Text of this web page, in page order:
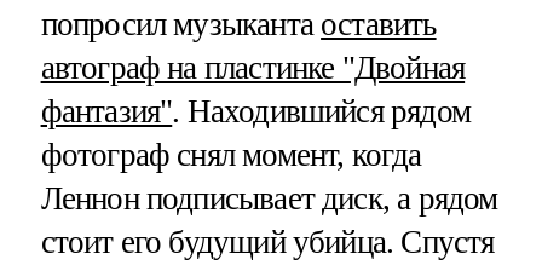
попросил музыканта оставить
автограф на пластинке "Двойная
фантазия". Находившийся рядом
фотограф снял момент, когда
Леннон подписывает диск, а рядом
стоит его будущий убийца. Спустя